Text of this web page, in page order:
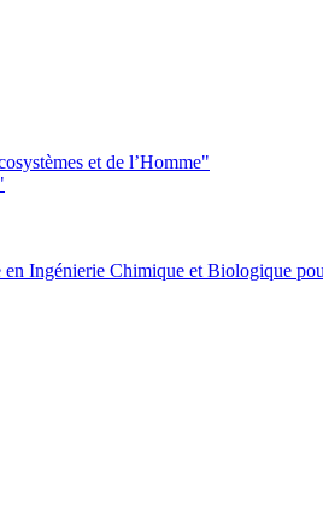
et de l’Homme"
Ingénierie Chimique et Biologique